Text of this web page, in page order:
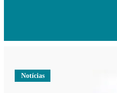
Notícias